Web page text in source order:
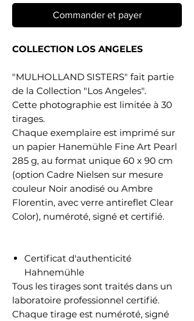
Commander et payer
COLLECTION LOS ANGELES
"MULHOLLAND SISTERS" fait partie
de la Collection "Los Angeles".
Cette photographie est limitée à 30
tirages.
Chaque exemplaire est imprimé sur
un papier Hanemühle Fine Art Pearl
285 g, au format unique 60 x 90 cm
(option Cadre Nielsen sur mesure
couleur Noir anodisé ou Ambre
Florentin, avec verre antireflet Clear
Color), numéroté, signé et certifié.
Certificat d'authenticité
Hahnemühle
Tous les tirages sont traités dans un
laboratoire professionnel certifié.
Chaque tirage est numéroté, signé